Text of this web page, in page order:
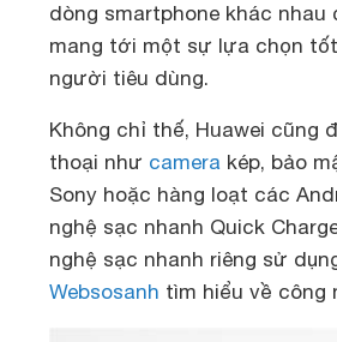
dòng smartphone khác
mang tới một sự lựa chọn
người tiêu dùng.
Không chỉ thế, Huawei cũng
thoại như camera kép, bảo
Sony hoặc hàng loạt các
nghệ sạc nhanh Quick
nghệ sạc nhanh riêng sử
Websosanh tìm hiểu về công